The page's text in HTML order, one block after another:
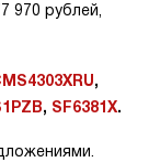
970 рублей,
,
, SF6381X.